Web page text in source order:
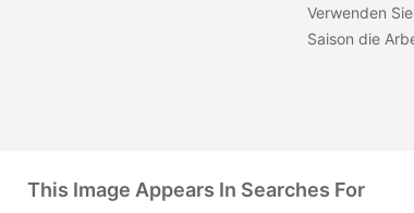
Verwenden
Saison die
This Image Appears In Searches For